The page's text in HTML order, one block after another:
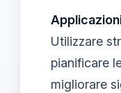
Utilizzare
pianificare
migliorare